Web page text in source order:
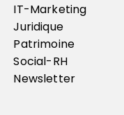
IT-Marketing
Juridique
Patrimoine
Social-RH
Newsletter